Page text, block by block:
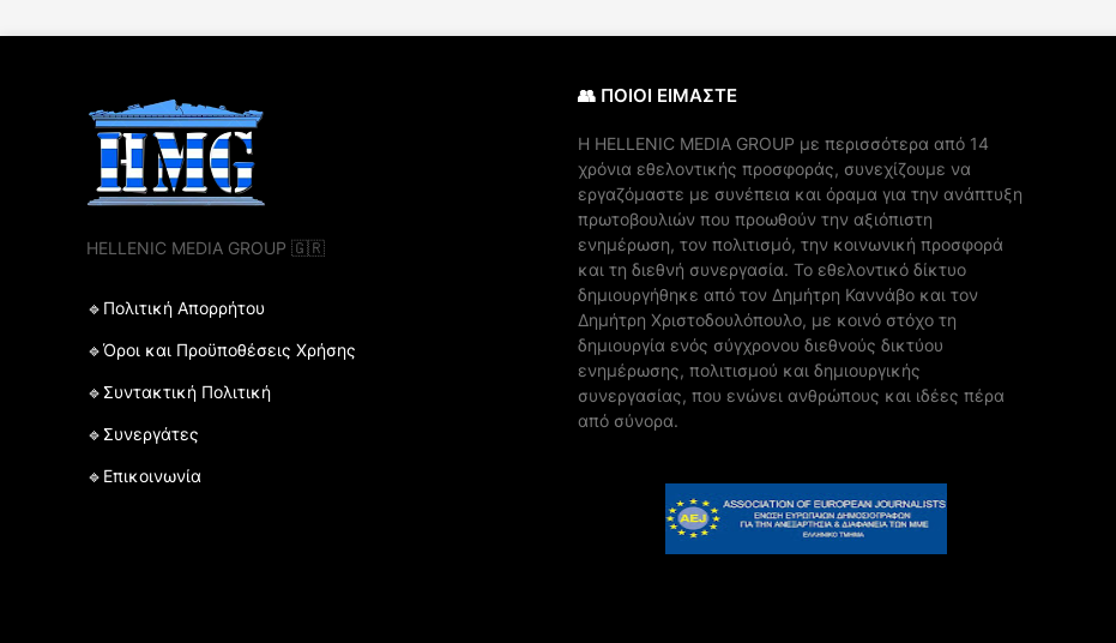
HELLENIC MEDIA GROUP 🇬🇷
🔹Πολιτική Απορρήτου
🔹Όροι και Προϋποθέσεις Χρήσης
🔹Συντακτική Πολιτική
🔹Συνεργάτες
🔹Επικοινωνία
👥 ΠΟΙΟΙ ΕΙΜΑΣΤΕ
Η ΗELLENIC MEDIA GROUP με περισσότερα από 14
χρόνια εθελοντικής προσφοράς, συνεχίζουμε να
εργαζόμαστε με συνέπεια και όραμα για την ανάπτυξη
πρωτοβουλιών που προωθούν την αξιόπιστη
ενημέρωση, τον πολιτισμό, την κοινωνική προσφορά
και τη διεθνή συνεργασία. Το εθελοντικό δίκτυο
δημιουργήθηκε από τον Δημήτρη Καννάβο και τον
Δημήτρη Χριστοδουλόπουλο, με κοινό στόχο τη
δημιουργία ενός σύγχρονου διεθνούς δικτύου
ενημέρωσης, πολιτισμού και δημιουργικής
συνεργασίας, που ενώνει ανθρώπους και ιδέες πέρα
από σύνορα.